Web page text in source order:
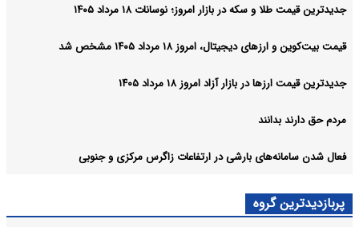
جدیدترین قیمت طلا و سکه در بازار امروز؛ نوسانات ۱۸ مرداد ۱۴۰۵
قیمت بیت‌کوین و ارز‌های دیجیتال، امروز ۱۸ مرداد ۱۴۰۵ مشخص شد
جدیدترین قیمت ارزها در بازار آزاد امروز ۱۸ مرداد ۱۴۰۵
مردم حق دارند بدانند
فعال شدن سامانه‌های بارشی در ارتفاعات زاگرس مرکزی و جنوبی
پربازدیدترین گروه